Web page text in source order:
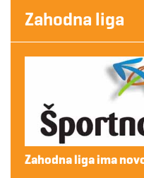
Zahodna liga
Zahodna liga ima